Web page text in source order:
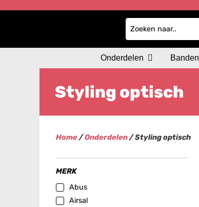
Onderdelen Banden
Styling optisch
Home/Onderdelen/ Styling optisch
MERK
Abus
Airsal